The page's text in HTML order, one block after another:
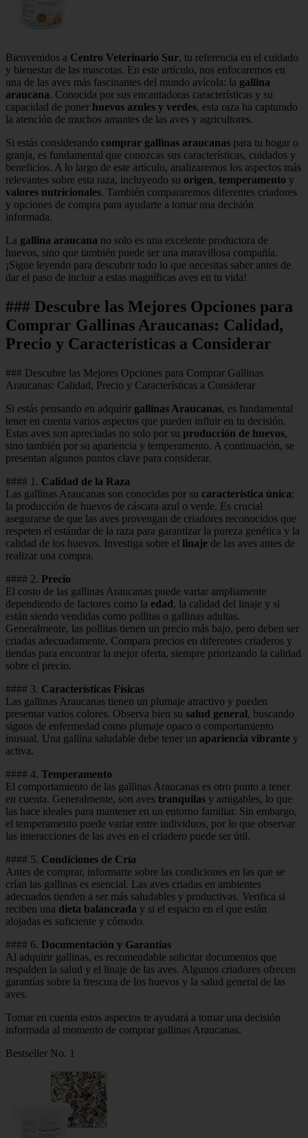
Bienvenidos a Centro Veterinario Sur, tu referencia en el cuidado
y bienestar de las mascotas. En este artículo, nos enfocaremos en
una de las aves más fascinantes del mundo avícola: la gallina
araucana. Conocida por sus encantadoras características y su
capacidad de poner huevos azules y verdes, esta raza ha capturado
la atención de muchos amantes de las aves y agricultores.
Si estás considerando comprar gallinas araucanas para tu hogar o
granja, es fundamental que conozcas sus características, cuidados y
beneficios. A lo largo de este artículo, analizaremos los aspectos más
relevantes sobre esta raza, incluyendo su origen, temperamento y
valores nutricionales. También compararemos diferentes criadores
y opciones de compra para ayudarte a tomar una decisión
informada.
La gallina araucana no solo es una excelente productora de
huevos, sino que también puede ser una maravillosa compañía.
¡Sigue leyendo para descubrir todo lo que necesitas saber antes de
dar el paso de incluir a estas magníficas aves en tu vida!
### Descubre las Mejores Opciones para
Comprar Gallinas Araucanas: Calidad,
Precio y Características a Considerar
### Descubre las Mejores Opciones para Comprar Gallinas
Araucanas: Calidad, Precio y Características a Considerar
Si estás pensando en adquirir gallinas Araucanas, es fundamental
tener en cuenta varios aspectos que pueden influir en tu decisión.
Estas aves son apreciadas no solo por su producción de huevos,
sino también por su apariencia y temperamento. A continuación, se
presentan algunos puntos clave para considerar.
#### 1. Calidad de la Raza
Las gallinas Araucanas son conocidas por su característica única:
la producción de huevos de cáscara azul o verde. Es crucial
asegurarse de que las aves provengan de criadores reconocidos que
respeten el estándar de la raza para garantizar la pureza genética y la
calidad de los huevos. Investiga sobre el linaje de las aves antes de
realizar una compra.
#### 2. Precio
El costo de las gallinas Araucanas puede variar ampliamente
dependiendo de factores como la edad, la calidad del linaje y si
están siendo vendidas como pollitas o gallinas adultas.
Generalmente, las pollitas tienen un precio más bajo, pero deben ser
criadas adecuadamente. Compara precios en diferentes criaderos y
tiendas para encontrar la mejor oferta, siempre priorizando la calidad
sobre el precio.
#### 3. Características Físicas
Las gallinas Araucanas tienen un plumaje atractivo y pueden
presentar varios colores. Observa bien su salud general, buscando
signos de enfermedad como plumaje opaco o comportamiento
inusual. Una gallina saludable debe tener un apariencia vibrante y
activa.
#### 4. Temperamento
El comportamiento de las gallinas Araucanas es otro punto a tener
en cuenta. Generalmente, son aves tranquilas y amigables, lo que
las hace ideales para mantener en un entorno familiar. Sin embargo,
el temperamento puede variar entre individuos, por lo que observar
las interacciones de las aves en el criadero puede ser útil.
#### 5. Condiciones de Cría
Antes de comprar, informarte sobre las condiciones en las que se
crían las gallinas es esencial. Las aves criadas en ambientes
adecuados tienden a ser más saludables y productivas. Verifica si
reciben una dieta balanceada y si el espacio en el que están
alojadas es suficiente y cómodo.
#### 6. Documentación y Garantías
Al adquirir gallinas, es recomendable solicitar documentos que
respalden la salud y el linaje de las aves. Algunos criadores ofrecen
garantías sobre la frescura de los huevos y la salud general de las
aves.
Tomar en cuenta estos aspectos te ayudará a tomar una decisión
informada al momento de comprar gallinas Araucanas.
Bestseller No. 1